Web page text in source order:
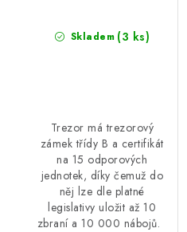
Skladem (3 ks)
Trezor má trezorový
zámek třídy B a certifikát
na 15 odporových
jednotek, díky čemuž do
něj lze dle platné
legislativy uložit až 10
zbraní a 10 000 nábojů.